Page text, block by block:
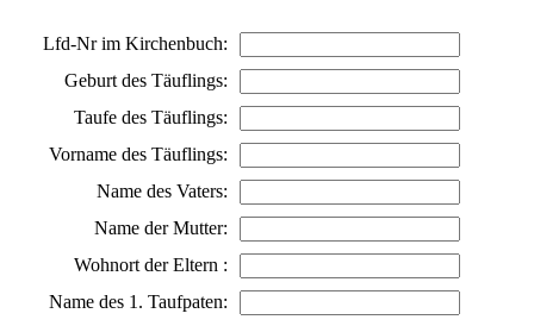
Lfd-Nr im Kirchenbuch:
Geburt des Täuflings:
Taufe des Täuflings:
Vorname des Täuflings:
Name des Vaters:
Name der Mutter:
Wohnort der Eltern :
Name des 1. Taufpaten: